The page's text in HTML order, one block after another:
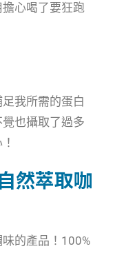
心喝了要狂跑
我所需的蛋白
也攝取了過多
然萃取咖
的產品！100%